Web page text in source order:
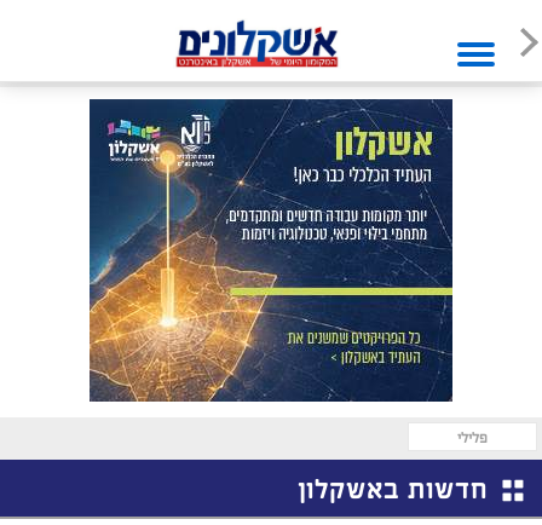
פלילי
חדשות באשקלון